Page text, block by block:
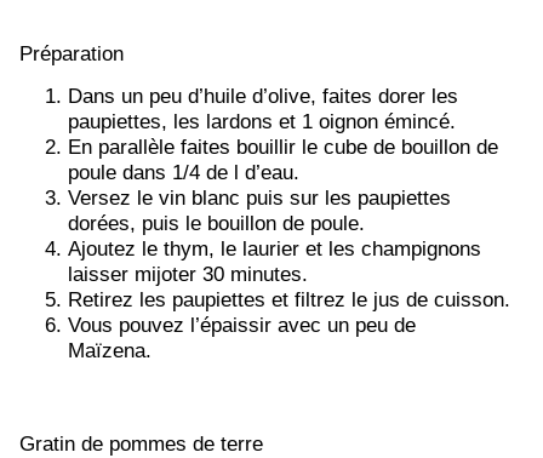
Préparation
Dans un peu d’huile d’olive, faites dorer les
paupiettes, les lardons et 1 oignon émincé.
En parallèle faites bouillir le cube de bouillon de
poule dans 1/4 de l d’eau.
Versez le vin blanc puis sur les paupiettes
dorées, puis le bouillon de poule.
Ajoutez le thym, le laurier et les champignons
laisser mijoter 30 minutes.
Retirez les paupiettes et filtrez le jus de cuisson.
Vous pouvez l’épaissir avec un peu de
Maïzena.
Gratin de pommes de terre